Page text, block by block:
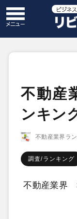
不動産
ンキ
不動産業界ラ
調査/ランキング
不動産業界